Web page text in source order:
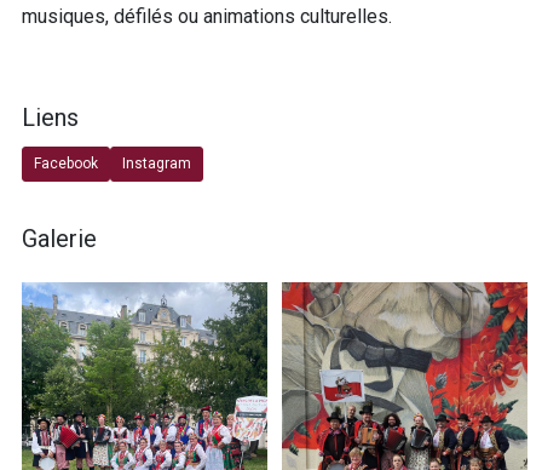
musiques, défilés ou animations culturelles.
Liens
Facebook Instagram
Galerie